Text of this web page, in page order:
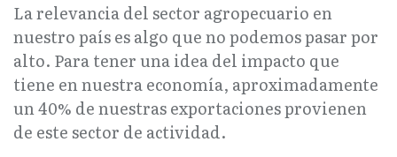
La relevancia del sector agropecuario en
nuestro país es algo que no podemos pasar por
alto. Para tener una idea del impacto que
tiene en nuestra economía, aproximadamente
un 40% de nuestras exportaciones provienen
de este sector de actividad.